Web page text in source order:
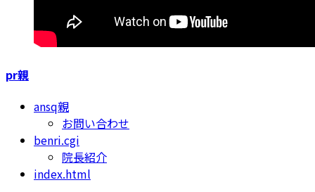
pr親
ansq親
お問い合わせ
benri.cgi
院長紹介
index.html